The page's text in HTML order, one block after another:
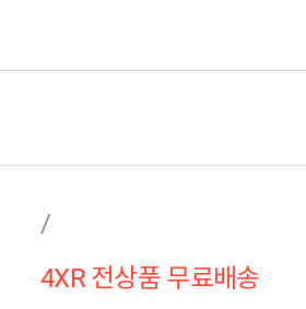
/
4XR 전상품 무료배송